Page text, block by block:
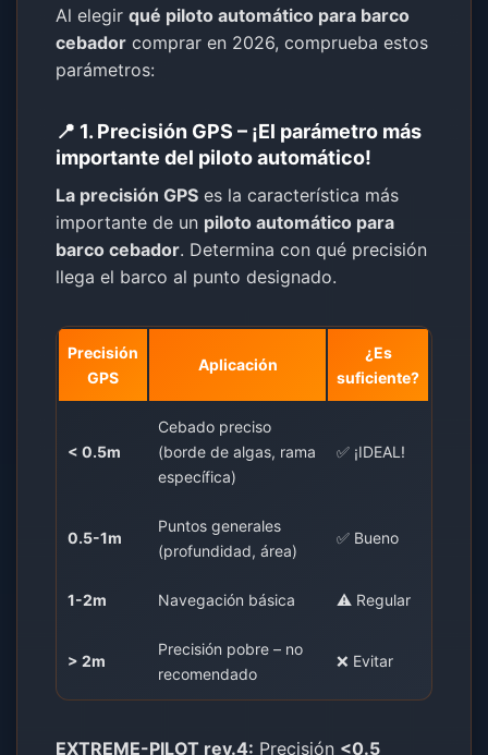
Al elegirqué piloto automático para barco
cebador comprar en 2026, comprueba estos
parámetros:
📍 1. Precisión GPS – ¡El parámetro más
importante del piloto automático!
La precisión GPS es la característica más
importante de un piloto automático para
barco cebador. Determina con qué precisión
llega el barco al punto designado.
Precisión
GPS
Aplicación
¿Es
suficiente?
< 0.5m
Cebado preciso
(borde de algas, rama
específica)
✅ ¡IDEAL!
0.5-1m
Puntos generales
(profundidad, área)
✅ Bueno
1-2m Navegación básica ⚠️ Regular
> 2m
Precisión pobre – no
recomendado
❌ Evitar
EXTREME-PILOT rev.4: Precisión <0.5